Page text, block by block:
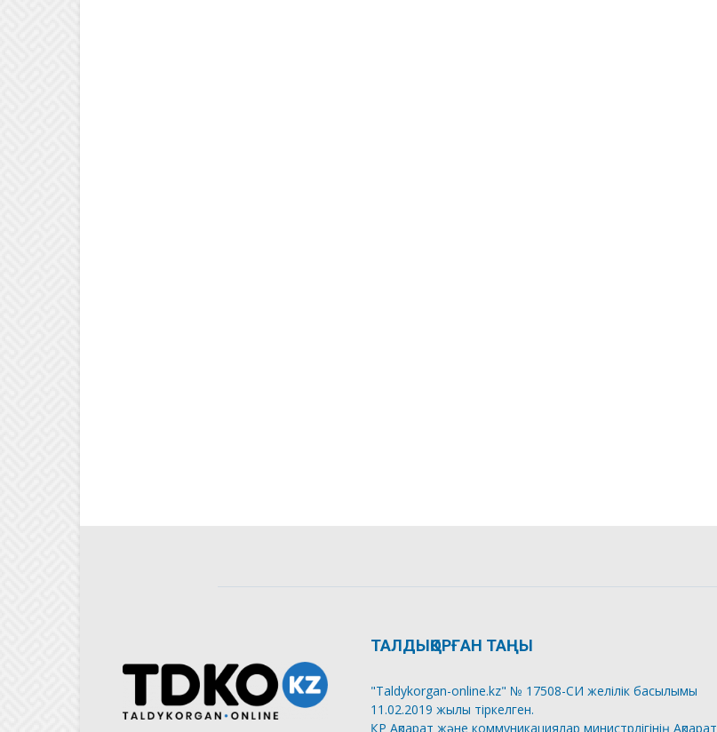
ТАЛДЫҚОРҒАН ТАҢЫ
"Taldykorgan-online.kz" № 17508-СИ желілік басылымы
11.02.2019 жылы тіркелген.
ҚР Ақпарат және коммуникациялар министрлігінің Ақпарат